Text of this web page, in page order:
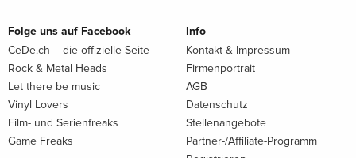
Folge uns auf Facebook
CeDe.ch – die offizielle Seite
Rock & Metal Heads
Let there be music
Vinyl Lovers
Film- und Serienfreaks
Game Freaks
Info
Kontakt & Impressum
Firmenportrait
AGB
Datenschutz
Stellenangebote
Partner-/Affiliate-Programm